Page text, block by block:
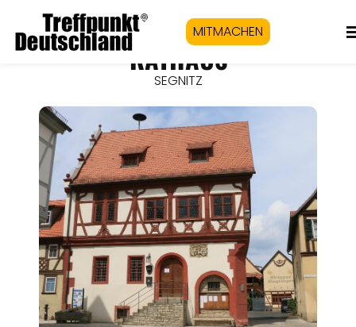
MITMACHEN
RATHAUS
SEGNITZ